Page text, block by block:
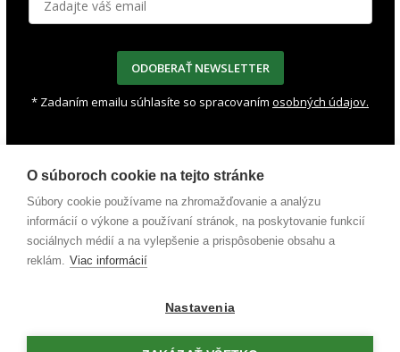
ODOBERAŤ NEWSLETTER
* Zadaním emailu súhlasíte so spracovaním osobných údajov.
schd@schd.sk
Potlač a výroba reklamy
Grafické služby
Ručná kreatívna výroba a balenie
Manuálna dielňa
© 2024 Slovenská chránená dielňa |ICRA INSIDE
O súboroch cookie na tejto stránke
Súbory cookie používame na zhromažďovanie a analýzu
informácií o výkone a používaní stránok, na poskytovanie funkcií
sociálnych médií a na vylepšenie a prispôsobenie obsahu a
reklám. Viac informácií
Nastavenia